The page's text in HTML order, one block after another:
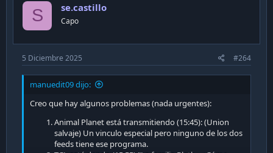
S se.castillo
Capo
5 Diciembre 2025 #264
manuedit09 dijo:
Creo que hay algunos problemas (nada urgentes):
Animal Planet está transmitiendo (15:45): (Union
salvaje) Un vinculo especial pero ninguno de los dos
feeds tiene ese programa.